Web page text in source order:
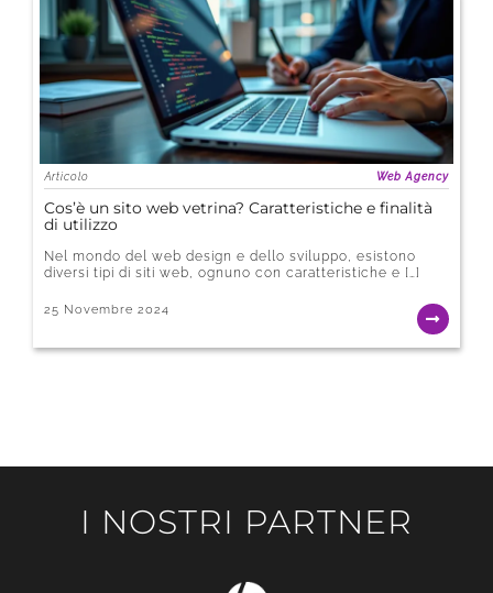
Articolo Web Agency
Cos’è un sito web vetrina? Caratteristiche e finalità
di utilizzo
Nel mondo del web design e dello sviluppo, esistono
diversi tipi di siti web, ognuno con caratteristiche e […]
25 Novembre 2024
I NOSTRI PARTNER